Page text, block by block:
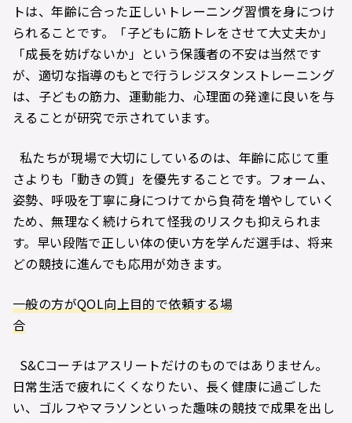
トは、年齢に合った正しいトレーニング習慣を身につけ
られることです。「子どもに筋トレをさせて大丈夫か」
「成長を妨げないか」という保護者の不安は当然です
が、適切な指導のもとで行うレジスタンストレーニング
は、子どもの筋力、運動能力、心理面の発達に良いを与
えることが研究で示されています。
私たちが現場で大切にしているのは、年齢に応じて重
さよりも「動きの質」を優先することです。フォーム、
姿勢、呼吸を丁寧に身につけてから負荷を増やしていく
ため、無理なく続けられて怪我のリスクも抑えられま
す。早い段階で正しい体の使い方を学んだ選手は、将来
どの競技に進んでも応用が効きます。
一般の方がQOL向上目的で依頼する場
合
S&Cコーチはアスリートだけのものではありません。
日常生活で疲れにくくなりたい、長く健康に過ごした
い、ゴルフやマラソンといった趣味の競技で成果を出し